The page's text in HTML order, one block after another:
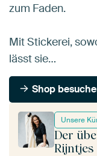
Unsere
Der
Rijntjes
zum Faden.
Mit Stickerei,
lässt sie…
Shop